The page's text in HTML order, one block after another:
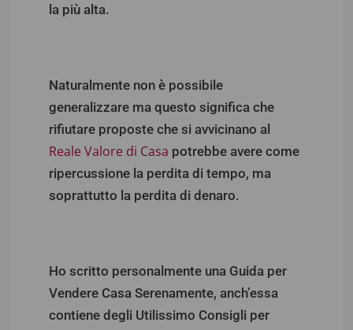
la più alta.
Naturalmente non è possibile
generalizzare ma questo significa che
rifiutare proposte che si avvicinano al
Reale Valore di Casa potrebbe avere come
ripercussione la perdita di tempo, ma
soprattutto la perdita di denaro.
Ho scritto personalmente una Guida per
Vendere Casa Serenamente, anch’essa
contiene degli Utilissimo Consigli per